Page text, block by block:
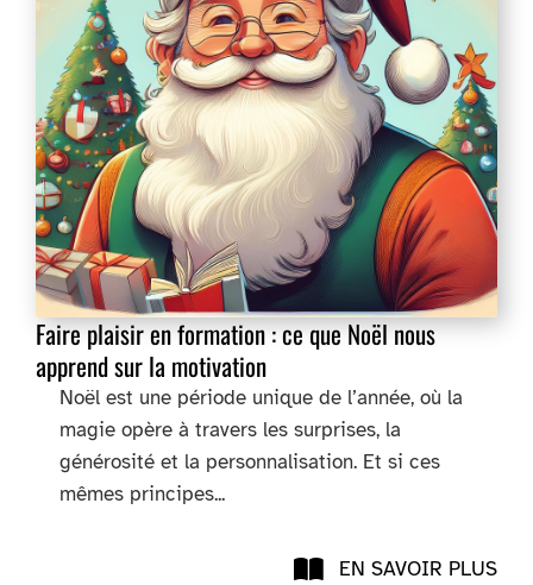
Faire plaisir en formation : ce que Noël nous
apprend sur la motivation
Noël est une période unique de l’année, où la
magie opère à travers les surprises, la
générosité et la personnalisation. Et si ces
mêmes principes...
EN SAVOIR PLUS